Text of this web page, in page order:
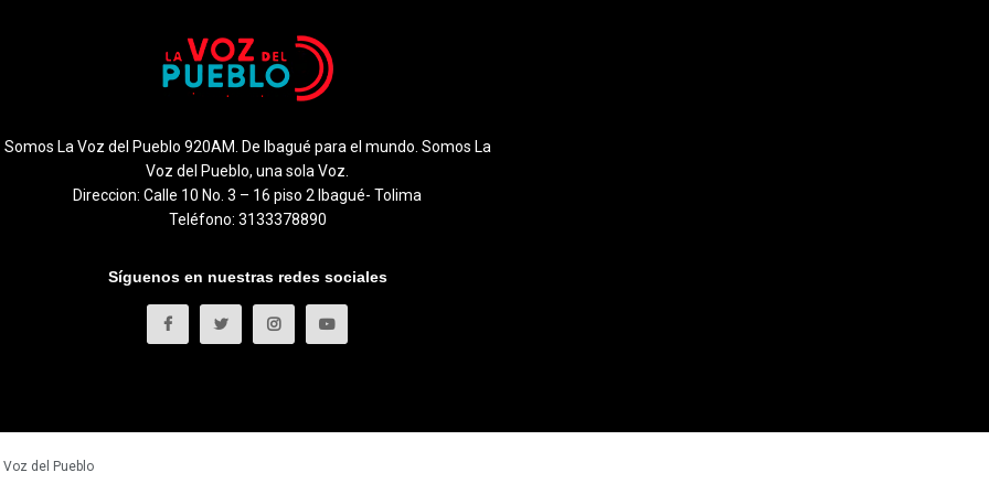
Somos La Voz del Pueblo 920AM. De Ibagué para el mundo. Somos La
Voz del Pueblo, una sola Voz.
Direccion: Calle 10 No. 3 – 16 piso 2 Ibagué- Tolima
Teléfono: 3133378890
Síguenos en nuestras redes sociales
Voz del Pueblo